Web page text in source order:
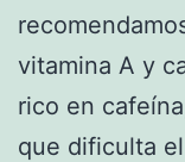
vitamina A y
rico en
que dificulta